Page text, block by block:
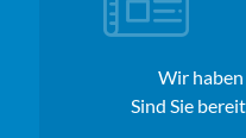
Wir haben
Sind Sie